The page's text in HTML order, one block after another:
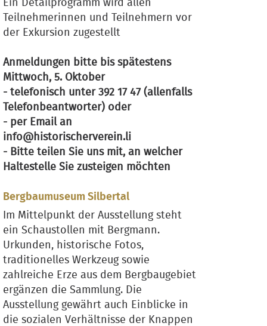
Ein Detailprogramm wird allen
Teilnehmerinnen und Teilnehmern vor
der Exkursion zugestellt
Anmeldungen bitte bis spätestens
Mittwoch, 5. Oktober
- telefonisch unter 392 17 47 (allenfalls
Telefonbeantworter) oder
- per Email an
info@historischerverein.li
- Bitte teilen Sie uns mit, an welcher
Haltestelle Sie zusteigen möchten
Bergbaumuseum Silbertal
Im Mittelpunkt der Ausstellung steht
ein Schaustollen mit Bergmann.
Urkunden, historische Fotos,
traditionelles Werkzeug sowie
zahlreiche Erze aus dem Bergbaugebiet
ergänzen die Sammlung. Die
Ausstellung gewährt auch Einblicke in
die sozialen Verhältnisse der Knappen